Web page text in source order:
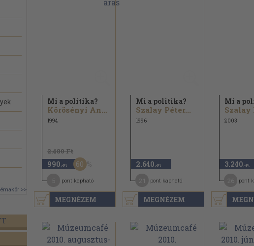
>>
MEGNÉZEM
Mi a politika?
Körösényi András...
1994
2.480 Ft
990 ,-Ft 60
pont kapható
MEGNÉZEM
Mi a politika?
Szalay Péter...
1996
2.640 ,-Ft
pont kapható
Mi a
Szalay
2003
3.240 ,-Ft
pont